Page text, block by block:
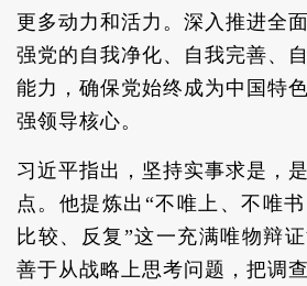
更多动力和活力。深入推进全
强党的自我净化、自我完善、
能力，确保党始终成为中国特
强领导核心。
习近平指出，坚持实事求是，
点。他提炼出“不唯上、不唯
比较、反复”这一充满唯物辩
善于从战略上思考问题，把调